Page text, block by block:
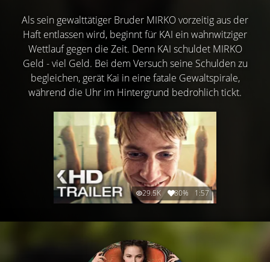
Als sein gewalttätiger Bruder MIRKO vorzeitig aus der
Haft entlassen wird, beginnt für KAI ein wahnwitziger
Wettlauf gegen die Zeit. Denn KAI schuldet MIRKO
Geld - viel Geld. Bei dem Versuch seine Schulden zu
begleichen, gerät Kai in eine fatale Gewaltspirale,
während die Uhr im Hintergrund bedrohlich tickt.
29.5K 80% 1:57